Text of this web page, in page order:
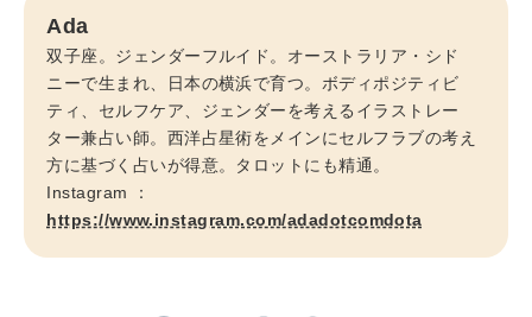
特集
2026年9月号「北海道 おいしく遊ぶ、夏のご褒美旅。」
2026年8月号『お茶の時間です。』
2026年7月号「鎌倉 ローカルが 教えてくれた 本当の歩き方。」
MAGAZINE MOOK
Ada
双子座。ジェンダーフルイド。オーストラリア・シド
ニーで生まれ、日本の横浜で育つ。ボディポジティビ
ティ、セルフケア、ジェンダーを考えるイラストレー
ター兼占い師。西洋占星術をメインにセルフラブの考え
方に基づく占いが得意。タロットにも精通。
Instagram ：
https://www.instagram.com/adadotcomdota